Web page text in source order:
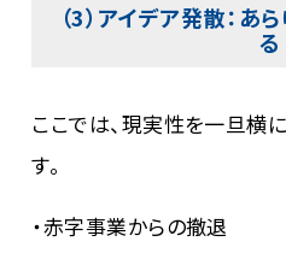
（3）アイデア発散：
る
ここでは、現実性を一旦横
す。
・赤字事業からの撤退